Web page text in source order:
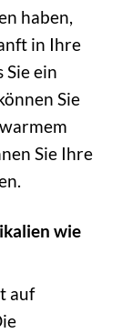
haben,
in Ihre
Sie ein
Sie
Sie Ihre
wie
auf